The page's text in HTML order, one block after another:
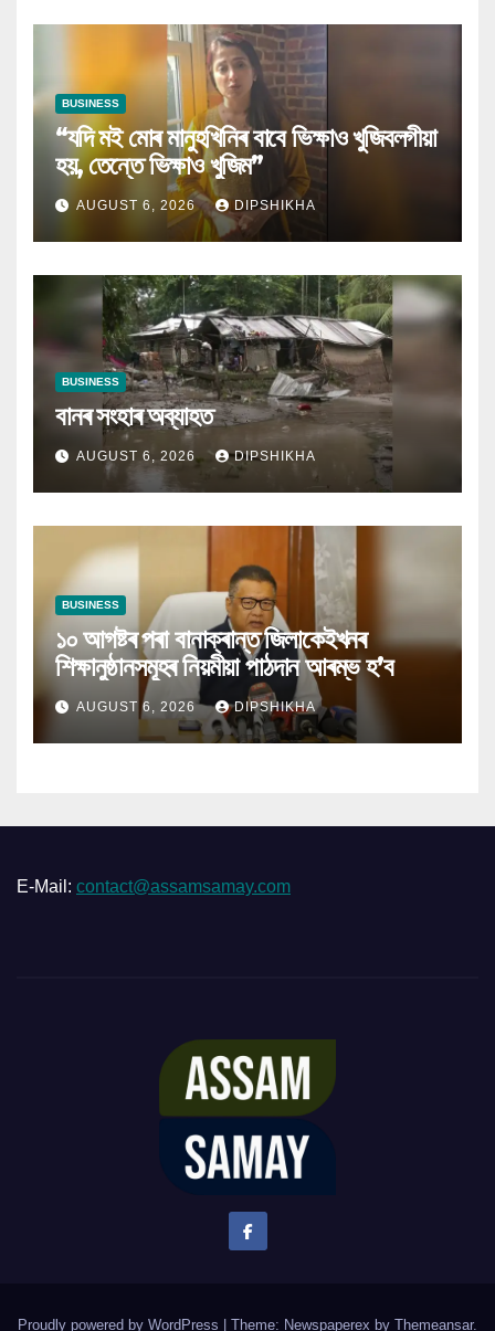
BUSINESS
“যদি মই মোৰ মানুহখিনিৰ বাবে ভিক্ষাও খুজিবলগীয়া
হয়, তেন্তে ভিক্ষাও খুজিম”
AUGUST 6, 2026 DIPSHIKHA
BUSINESS
বানৰ সংহাৰ অব্যাহত
AUGUST 6, 2026 DIPSHIKHA
BUSINESS
১০ আগষ্টৰ পৰা বানাক্ৰান্ত জিলাকেইখনৰ
শিক্ষানুষ্ঠানসমূহৰ নিয়মীয়া পাঠদান আৰম্ভ হ’ব
AUGUST 6, 2026 DIPSHIKHA
E-Mail: contact@assamsamay.com
Proudly powered by WordPress Theme: Newspaperex by Themeansar.